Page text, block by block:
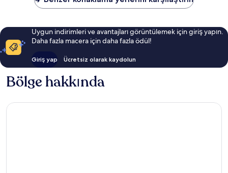
Uygun indirimleri ve avantajları görüntülemek için giriş yapın.
Daha fazla macera için daha fazla ödül!
Giriş yap Ücretsiz olarak kaydolun
Bölge hakkında